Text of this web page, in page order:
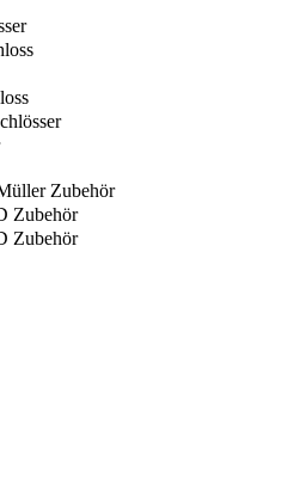
Zubehör
Zubehör
Zubehör